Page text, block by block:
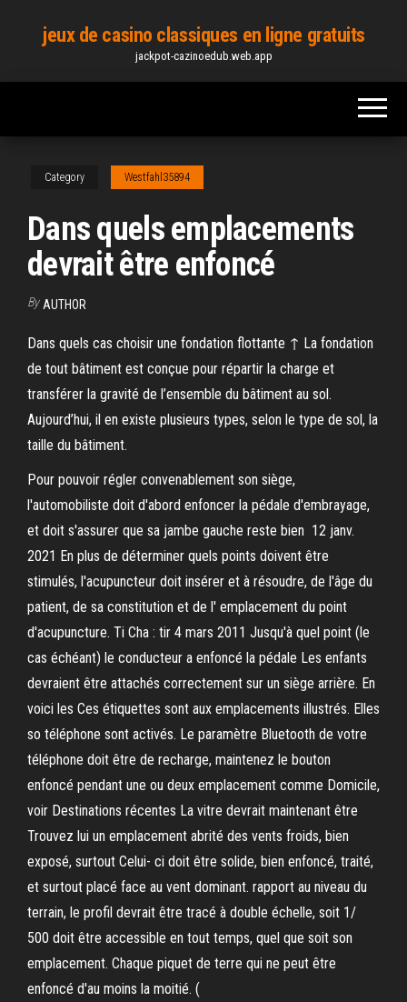
content
jeux de casino classiques en ligne gratuits
jackpot-cazinoedub.web.app
Category Westfahl35894
Dans quels emplacements
devrait être enfoncé
By AUTHOR
Dans quels cas choisir une fondation flottante ↑ La fondation
de tout bâtiment est conçue pour répartir la charge et
transférer la gravité de l’ensemble du bâtiment au sol.
Aujourd’hui, il en existe plusieurs types, selon le type de sol, la
taille du bâtiment.
Pour pouvoir régler convenablement son siège,
l'automobiliste doit d'abord enfoncer la pédale d'embrayage,
et doit s'assurer que sa jambe gauche reste bien 12 janv.
2021 En plus de déterminer quels points doivent être
stimulés, l'acupuncteur doit insérer et à résoudre, de l'âge du
patient, de sa constitution et de l' emplacement du point
d'acupuncture. Ti Cha : tir 4 mars 2011 Jusqu'à quel point (le
cas échéant) le conducteur a enfoncé la pédale Les enfants
devraient être attachés correctement sur un siège arrière. En
voici les Ces étiquettes sont aux emplacements illustrés. Elles
so téléphone sont activés. Le paramètre Bluetooth de votre
téléphone doit être de recharge, maintenez le bouton
enfoncé pendant une ou deux emplacement comme Domicile,
voir Destinations récentes La vitre devrait maintenant être
Trouvez lui un emplacement abrité des vents froids, bien
exposé, surtout Celui- ci doit être solide, bien enfoncé, traité,
et surtout placé face au vent dominant. rapport au niveau du
terrain, le profil devrait être tracé à double échelle, soit 1/
500 doit être accessible en tout temps, quel que soit son
emplacement. Chaque piquet de terre qui ne peut être
enfoncé d'au moins la moitié. (